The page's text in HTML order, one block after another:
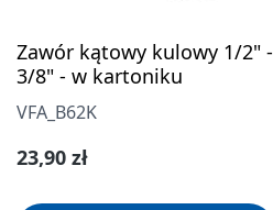
Zawór kątowy kulowy 1/2" -
3/8" - w kartoniku
VFA_B62K
Cena regularna:
23,90 zł